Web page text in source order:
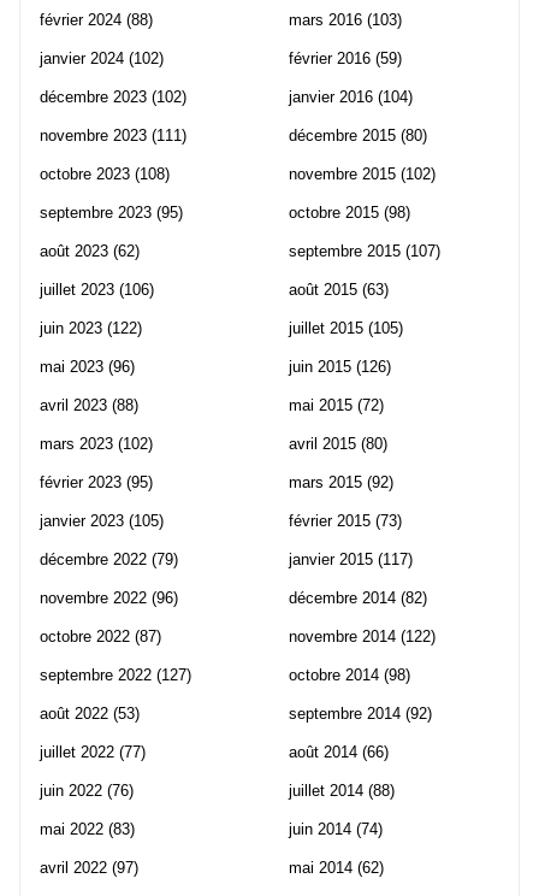
février 2024 (88)
janvier 2024 (102)
décembre 2023 (102)
novembre 2023 (111)
octobre 2023 (108)
septembre 2023 (95)
août 2023 (62)
juillet 2023 (106)
juin 2023 (122)
mai 2023 (96)
avril 2023 (88)
mars 2023 (102)
février 2023 (95)
janvier 2023 (105)
décembre 2022 (79)
novembre 2022 (96)
octobre 2022 (87)
septembre 2022 (127)
août 2022 (53)
juillet 2022 (77)
juin 2022 (76)
mai 2022 (83)
avril 2022 (97)
mars 2016 (103)
février 2016 (59)
janvier 2016 (104)
décembre 2015 (80)
novembre 2015 (102)
octobre 2015 (98)
septembre 2015 (107)
août 2015 (63)
juillet 2015 (105)
juin 2015 (126)
mai 2015 (72)
avril 2015 (80)
mars 2015 (92)
février 2015 (73)
janvier 2015 (117)
décembre 2014 (82)
novembre 2014 (122)
octobre 2014 (98)
septembre 2014 (92)
août 2014 (66)
juillet 2014 (88)
juin 2014 (74)
mai 2014 (62)